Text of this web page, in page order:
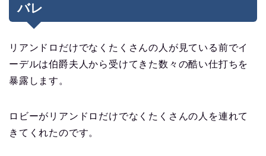
バレ
リアンドロだけでなくたくさんの人が見ている前でイ
ーデルは伯爵夫人から受けてきた数々の酷い仕打ちを
暴露します。
ロビーがリアンドロだけでなくたくさんの人を連れて
きてくれたのです。